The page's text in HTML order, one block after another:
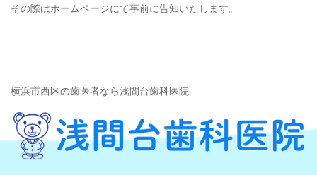
その際はホームページにて事前に告知いたします。
横浜市西区の歯医者なら浅間台歯科医院